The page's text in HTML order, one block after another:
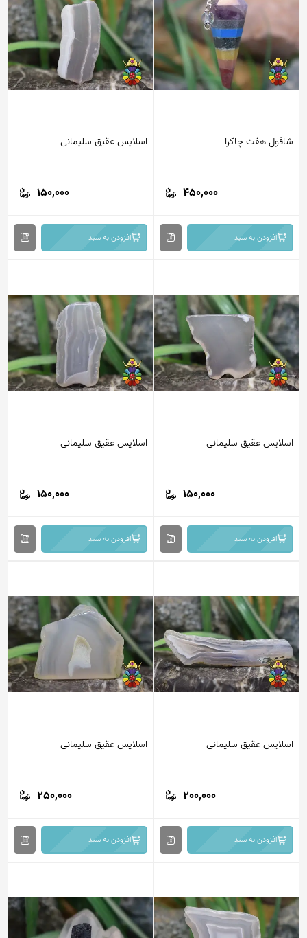
هفت چاکرا
450,000
افزودن به سبد
اسلایس عقیق سلیمانی
150,000
افزودن به سبد
عقیق سلیمانی
150,000
افزودن به سبد
اسلایس عقیق سلیمانی
150,000
افزودن به سبد
عقیق سلیمانی
200,000
افزودن به سبد
اسلایس عقیق سلیمانی
250,000
افزودن به سبد